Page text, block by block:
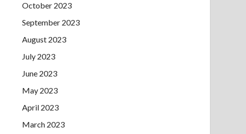
October 2023
September 2023
August 2023
July 2023
June 2023
May 2023
April 2023
March 2023